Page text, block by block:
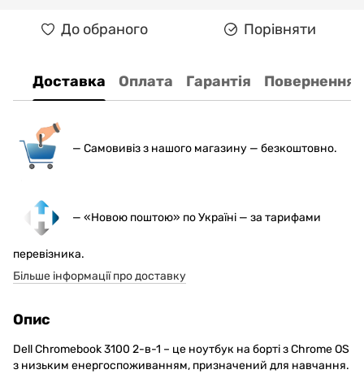
До обраного Порівняти
Доставка Оплата Гарантія Повернення
— Самовивіз з нашого магазину — безкоштовно.
— «Новою поштою» по Україні — за тарифами
перевізника.
Більше інформації про доставку
Опис
Dell Chromebook 3100 2-в-1 – це ноутбук на борті з Chrome OS
з низьким енергоспоживанням, призначений для навчання.